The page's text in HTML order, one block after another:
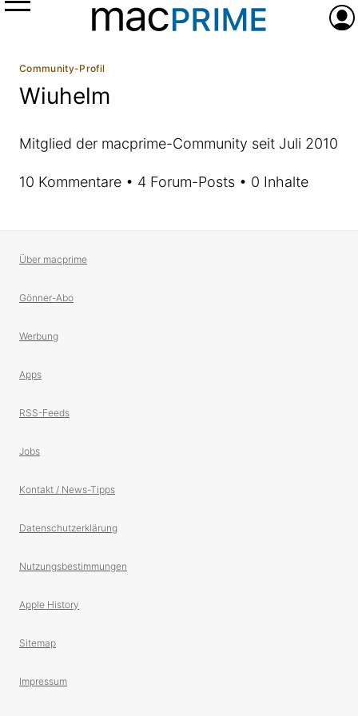
Menü
Community-Profil
Wiuhelm
Mitglied der macprime-Community seit Juli 2010
10 Kommentare • 4 Forum-Posts • 0 Inhalte
Über macprime
Gönner-Abo
Werbung
Apps
RSS-Feeds
Jobs
Kontakt / News-Tipps
Datenschutzerklärung
Nutzungsbestimmungen
Apple History
Sitemap
Impressum